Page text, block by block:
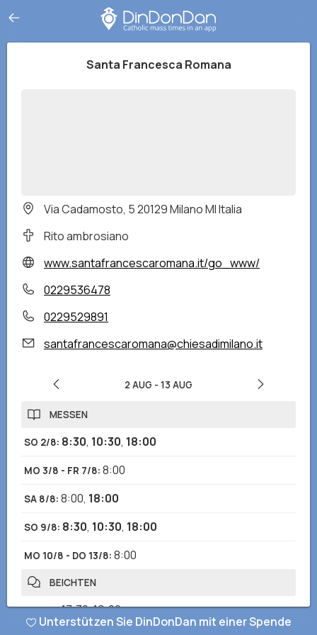
Santa Francesca Romana
Via Cadamosto, 5 20129 Milano MI Italia
Rito ambrosiano
www.santafrancescaromana.it/go_www/
0229536478
0229529891
santafrancescaromana@chiesadimilano.it
2 AUG - 13 AUG
MESSEN
SO 2/8: 8:30, 10:30, 18:00
MO 3/8 - FR 7/8: 8:00
SA 8/8: 8:00, 18:00
SO 9/8: 8:30, 10:30, 18:00
MO 10/8 - DO 13/8: 8:00
BEICHTEN
SO 2/8:17:30-19:00
Unterstützen Sie DinDonDan mit einer Spende